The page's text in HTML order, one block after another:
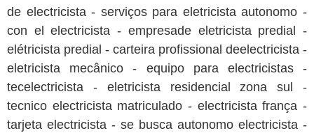
de electricista - serviços para eletricista autonomo -
con el electricista - empresade eletricista predial -
elétricista predial - carteira profissional deelectricista -
eletricista mecânico - equipo para electricistas -
tecelectricista - eletricista residencial zona sul -
tecnico electricista matriculado - electricista frança -
tarjeta electricista - se busca autonomo electricista -